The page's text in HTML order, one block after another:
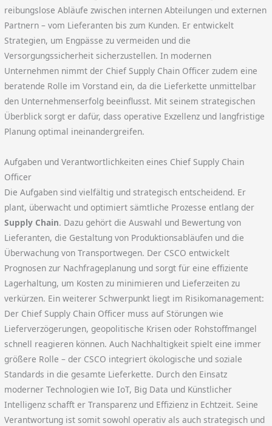
reibungslose Abläufe zwischen internen Abteilungen und externen
Partnern – vom Lieferanten bis zum Kunden. Er entwickelt
Strategien, um Engpässe zu vermeiden und die
Versorgungssicherheit sicherzustellen. In modernen
Unternehmen nimmt der Chief Supply Chain Officer zudem eine
beratende Rolle im Vorstand ein, da die Lieferkette unmittelbar
den Unternehmenserfolg beeinflusst. Mit seinem strategischen
Überblick sorgt er dafür, dass operative Exzellenz und langfristige
Planung optimal ineinandergreifen.
Aufgaben und Verantwortlichkeiten eines Chief Supply Chain
Officer
Die Aufgaben sind vielfältig und strategisch entscheidend. Er
plant, überwacht und optimiert sämtliche Prozesse entlang der
Supply Chain. Dazu gehört die Auswahl und Bewertung von
Lieferanten, die Gestaltung von Produktionsabläufen und die
Überwachung von Transportwegen. Der CSCO entwickelt
Prognosen zur Nachfrageplanung und sorgt für eine effiziente
Lagerhaltung, um Kosten zu minimieren und Lieferzeiten zu
verkürzen. Ein weiterer Schwerpunkt liegt im Risikomanagement:
Der Chief Supply Chain Officer muss auf Störungen wie
Lieferverzögerungen, geopolitische Krisen oder Rohstoffmangel
schnell reagieren können. Auch Nachhaltigkeit spielt eine immer
größere Rolle – der CSCO integriert ökologische und soziale
Standards in die gesamte Lieferkette. Durch den Einsatz
moderner Technologien wie IoT, Big Data und Künstlicher
Intelligenz schafft er Transparenz und Effizienz in Echtzeit. Seine
Verantwortung ist somit sowohl operativ als auch strategisch und